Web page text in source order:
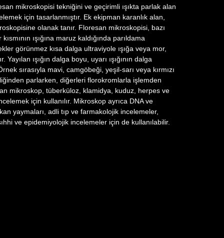
mikroskopisi tekniğini ve geçirimli ışıkta parlak alan
için tasarlanmıştır. Ek ekipman karanlık alan,
olanak tanır. Floresan mikroskopisi, bazı
ışığına maruz kaldığında parıldama
görünmez kısa dalga ultraviyole ışığa veya mor,
Yayılan ışığın dalga boyu, uyarı ışığının dalga
sırasıyla mavi, camgöbeği, yeşil-sarı veya kırmızı
parlarken, diğerleri florokromlarla işlemden
mikroskop, tüberküloz, klamidya, kuduz, herpes ve
için kullanılır. Mikroskop ayrıca DNA ve
yaymaları, adli tıp ve farmakolojik incelemeler,
ve epidemiyolojik incelemeler için de kullanılabilir.